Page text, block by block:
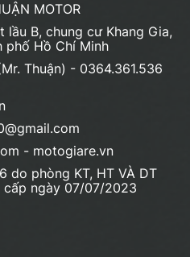
MOTOR
B, chung cư Khang Gia,
phố Hồ Chí Minh
Thuận) - 0364.361.536
- motogiare.vn
do phòng KT, HT VÀ DT
cấp ngày 07/07/2023